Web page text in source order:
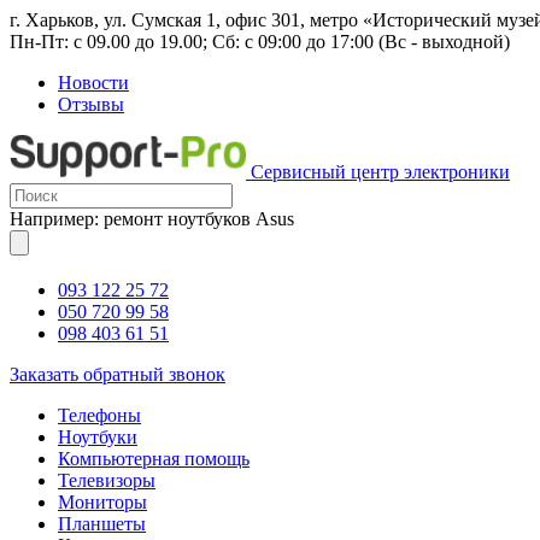
г. Харьков, ул. Сумская 1, офис 301, метро «Исторический
Пн-Пт: с 09.00 до 19.00; Сб: с 09:00 до 17:00 (Вс - выходной)
Новости
Отзывы
Сервисный центр электроники
Например: ремонт ноутбуков Asus
093 122 25 72
050 720 99 58
098 403 61 51
Заказать обратный звонок
Телефоны
Ноутбуки
Компьютерная помощь
Телевизоры
Мониторы
Планшеты